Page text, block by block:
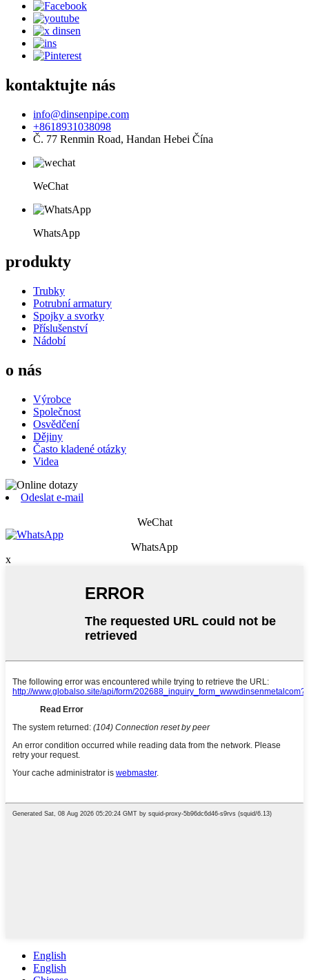
kontaktujte nás
info@dinsenpipe.com
+8618931038098
Č. 77 Renmin Road, Handan Hebei Čína
WeChat
WhatsApp
produkty
Trubky
Potrubní armatury
Spojky a svorky
Příslušenství
Nádobí
o nás
Výrobce
Společnost
Osvědčení
Dějiny
Často kladené otázky
Videa
Odeslat e-mail
WeChat
WhatsApp
x
English
English